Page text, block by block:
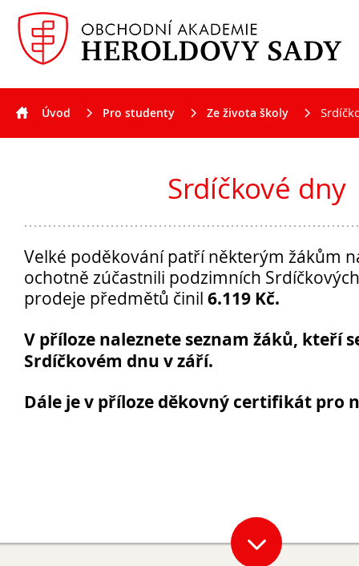
Aktuality
Úvod Pro studenty Ze života školy
Srdíčkové dny
Velké poděkování patří některým žákům
ochotně zúčastnili podzimních
prodeje předmětů činil 6.119 Kč.
V příloze naleznete seznam žáků, kteří
Srdíčkovém dnu v září.
Dále je v příloze děkovný certifikát pro